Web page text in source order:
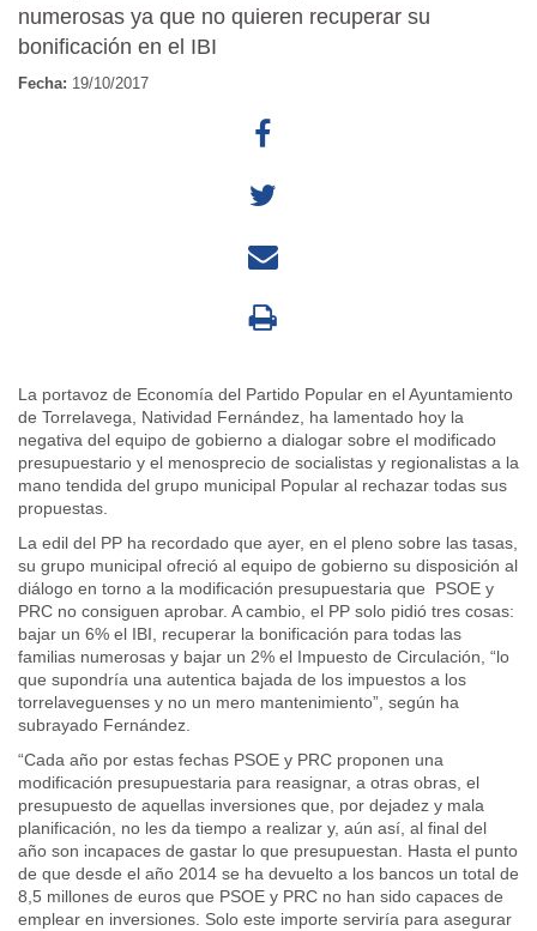
numerosas ya que no quieren recuperar su
bonificación en el IBI
Fecha: 19/10/2017
La portavoz de Economía del Partido Popular en el Ayuntamiento
de Torrelavega, Natividad Fernández, ha lamentado hoy la
negativa del equipo de gobierno a dialogar sobre el modificado
presupuestario y el menosprecio de socialistas y regionalistas a la
mano tendida del grupo municipal Popular al rechazar todas sus
propuestas.
La edil del PP ha recordado que ayer, en el pleno sobre las tasas,
su grupo municipal ofreció al equipo de gobierno su disposición al
diálogo en torno a la modificación presupuestaria que PSOE y
PRC no consiguen aprobar. A cambio, el PP solo pidió tres cosas:
bajar un 6% el IBI, recuperar la bonificación para todas las
familias numerosas y bajar un 2% el Impuesto de Circulación, “lo
que supondría una autentica bajada de los impuestos a los
torrelaveguenses y no un mero mantenimiento”, según ha
subrayado Fernández.
“Cada año por estas fechas PSOE y PRC proponen una
modificación presupuestaria para reasignar, a otras obras, el
presupuesto de aquellas inversiones que, por dejadez y mala
planificación, no les da tiempo a realizar y, aún así, al final del
año son incapaces de gastar lo que presupuestan. Hasta el punto
de que desde el año 2014 se ha devuelto a los bancos un total de
8,5 millones de euros que PSOE y PRC no han sido capaces de
emplear en inversiones. Solo este importe serviría para asegurar